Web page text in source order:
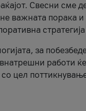
Свесни сме
важната порака
за
работи
цел